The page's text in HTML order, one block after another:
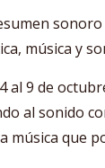
sonoro
música y
al 9 de
al sonido
música que